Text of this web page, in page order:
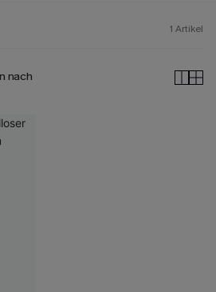
1 Artikel
nach